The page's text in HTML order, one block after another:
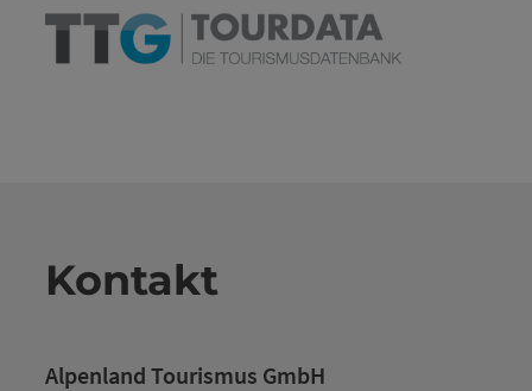
Kontakt
Alpenland Tourismus GmbH